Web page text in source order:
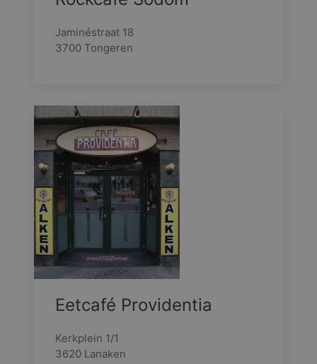
Jaminéstraat 18
3700 Tongeren
Eetcafé Providentia
Kerkplein 1/1
3620 Lanaken